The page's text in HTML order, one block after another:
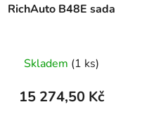
RichAuto B48E sada
Skladem (1 ks)
15 274,50 Kč